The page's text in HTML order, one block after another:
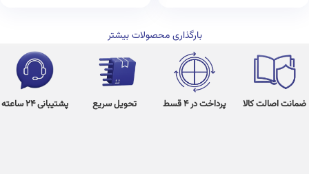
بارگذاری محصولات بیشتر
ضمانت اصالت کالا پرداخت در 4 قسط تحویل سریع پشتیبانی 24 ساعته